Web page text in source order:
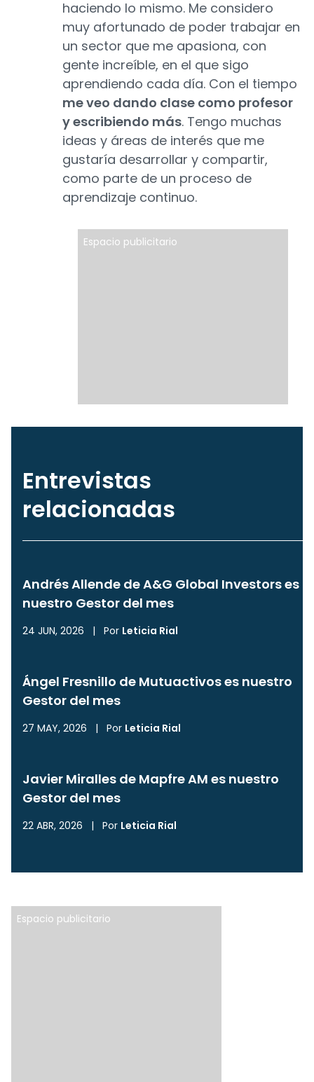
haciendo lo mismo. Me considero
muy afortunado de poder trabajar en
un sector que me apasiona, con
gente increíble, en el que sigo
aprendiendo cada día. Con el tiempo
me veo dando clase como profesor
y escribiendo más. Tengo muchas
ideas y áreas de interés que me
gustaría desarrollar y compartir,
como parte de un proceso de
aprendizaje continuo.
Espacio publicitario
Entrevistas
relacionadas
Andrés Allende de A&G Global Investors es
nuestro Gestor del mes
24 JUN, 2026 | Por Leticia Rial
Ángel Fresnillo de Mutuactivos es nuestro
Gestor del mes
27 MAY, 2026 | Por Leticia Rial
Javier Miralles de Mapfre AM es nuestro
Gestor del mes
22 ABR, 2026 | Por Leticia Rial
Espacio publicitario